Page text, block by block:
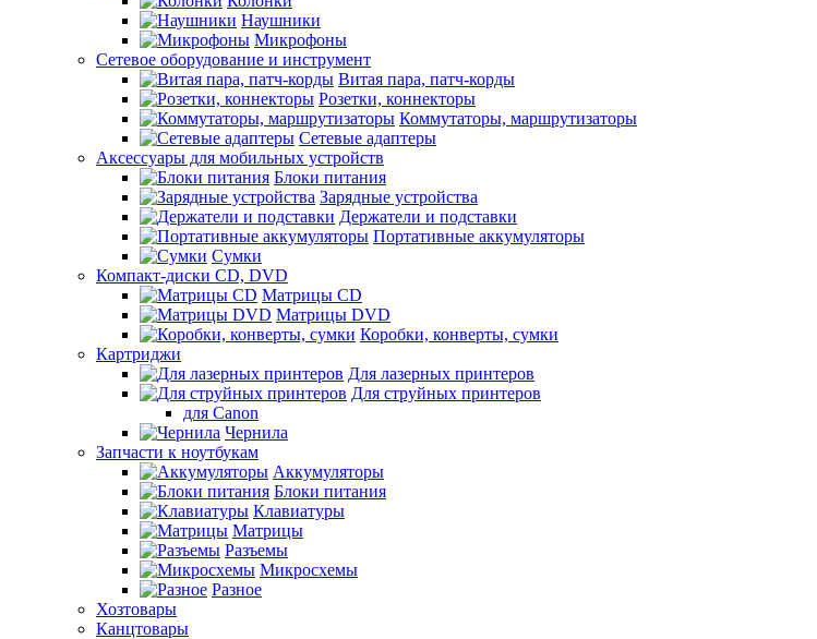
Наушники
Микрофоны
Сетевое оборудование и инструмент
Витая пара, патч-корды
Розетки, коннекторы
Коммутаторы, маршрутизаторы
Сетевые адаптеры
Аксессуары для мобильных устройств
Блоки питания
Зарядные устройства
Держатели и подставки
Портативные аккумуляторы
Сумки
Компакт-диски CD, DVD
Матрицы CD
Матрицы DVD
Коробки, конверты, сумки
Картриджи
Для лазерных принтеров
Для струйных принтеров
для Canon
Чернила
Запчасти к ноутбукам
Аккумуляторы
Блоки питания
Клавиатуры
Матрицы
Разъемы
Микросхемы
Разное
Хозтовары
Канцтовары